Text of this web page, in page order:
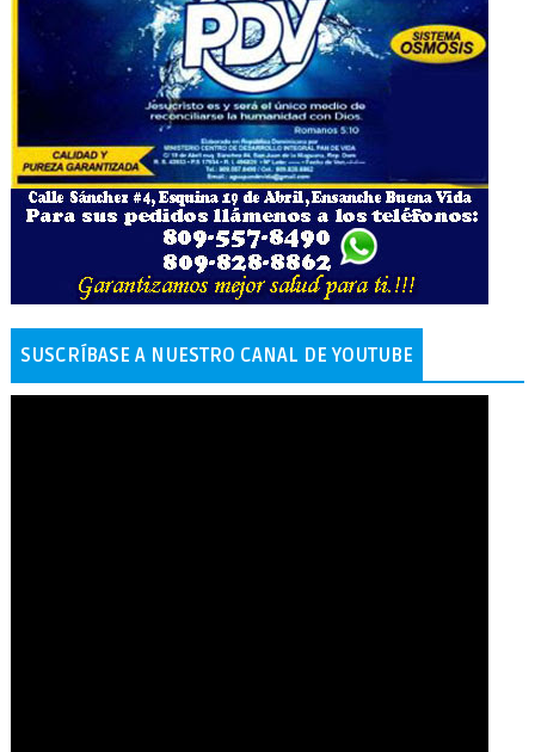
SUSCRÍBASE A NUESTRO CANAL DE YOUTUBE